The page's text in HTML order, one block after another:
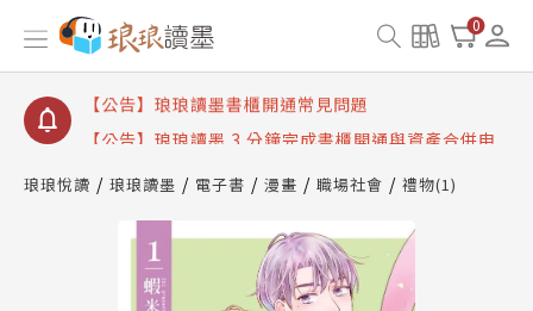
0
【公告】琅琅讀墨數位閱讀資產合併與書櫃開通申請
【公告】琅琅讀墨書櫃開通常見問題
【公告】琅琅讀墨 3 分鐘完成書櫃開通與資產合併申
請圖文教學
查詢
【公告】琅琅讀墨數位閱讀資產合併與書櫃開通申請
琅琅悅讀 琅琅讀墨 電子書 漫畫 職場社會 禮物(1)